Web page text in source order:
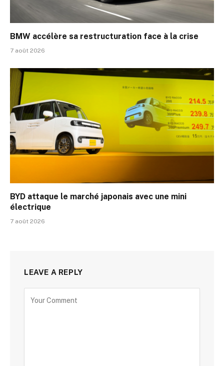
BMW accélère sa restructuration face à la crise
7 août 2026
BYD attaque le marché japonais avec une mini
électrique
7 août 2026
LEAVE A REPLY